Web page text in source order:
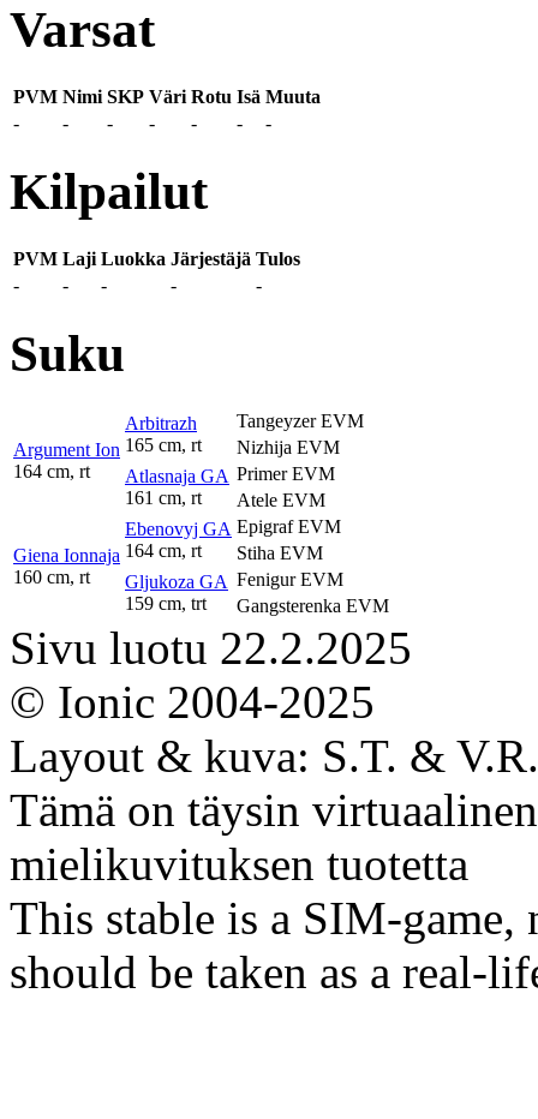
Varsat
PVM Nimi SKP Väri Rotu Isä Muuta
-
- - - - - -
Kilpailut
PVM Laji Luokka Järjestäjä Tulos
-
- - - -
Suku
Argument Ion
164 cm, rt
Arbitrazh
165 cm, rt
Tangeyzer EVM
Nizhija EVM
Atlasnaja GA
161 cm, rt
Primer EVM
Atele EVM
Giena Ionnaja
160 cm, rt
Ebenovyj GA
164 cm, rt
Epigraf EVM
Stiha EVM
Gljukoza GA
159 cm, trt
Fenigur EVM
Gangsterenka EVM
Sivu luotu 22.2.2025
© Ionic 2004-2025
Layout & kuva: S.T. & V.R.
Tämä on täysin
mielikuvituksen tuotetta
This stable is a SIM-
should be taken as a real-